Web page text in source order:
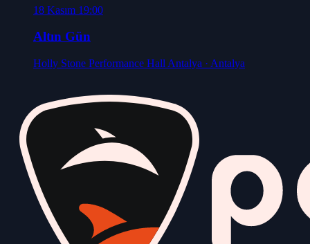
18 Kasım 19:00
Altın Gün
Holly Stone Performance Hall Antalya · Antalya